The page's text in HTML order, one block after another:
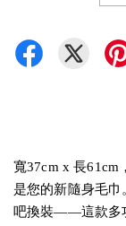
寬37cm x 長61cm
是您的新隨身毛
吧換裝——這款多